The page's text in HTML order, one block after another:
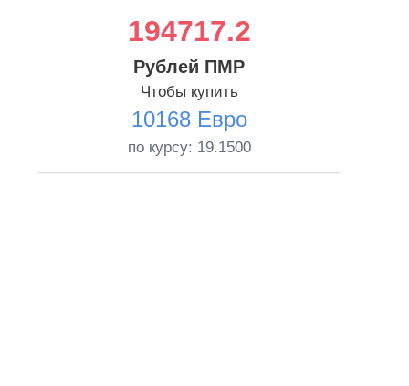
194717.2
Рублей ПМР
Чтобы купить
10168 Евро
по курсу: 19.1500